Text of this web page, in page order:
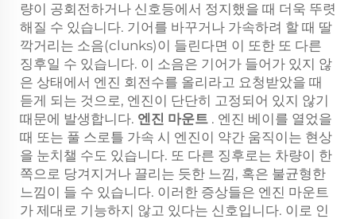
량이 공회전하거나 신호등에서 정지했을 때 더욱 뚜렷
해질 수 있습니다. 기어를 바꾸거나 가속하려 할 때 딸
깍거리는 소음(clunks)이 들린다면 이 또한 또 다른
징후일 수 있습니다. 이 소음은 기어가 들어가 있지 않
은 상태에서 엔진 회전수를 올리라고 요청받았을 때
듣게 되는 것으로, 엔진이 단단히 고정되어 있지 않기
때문에 발생합니다. 엔진 마운트 . 엔진 베이를 열었을
때 또는 풀 스로틀 가속 시 엔진이 약간 움직이는 현상
을 눈치챌 수도 있습니다. 또 다른 징후로는 차량이 한
쪽으로 당겨지거나 끌리는 듯한 느낌, 혹은 불균형한
느낌이 들 수 있습니다. 이러한 증상들은 엔진 마운트
가 제대로 기능하지 않고 있다는 신호입니다. 이로 인